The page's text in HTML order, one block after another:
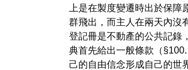
上是在製度變遷時出於保
群飛出，而主人在兩天內沒
登記冊是不動產的公共記錄
典首先給出一般條款（
己的自由信念形成自己的世